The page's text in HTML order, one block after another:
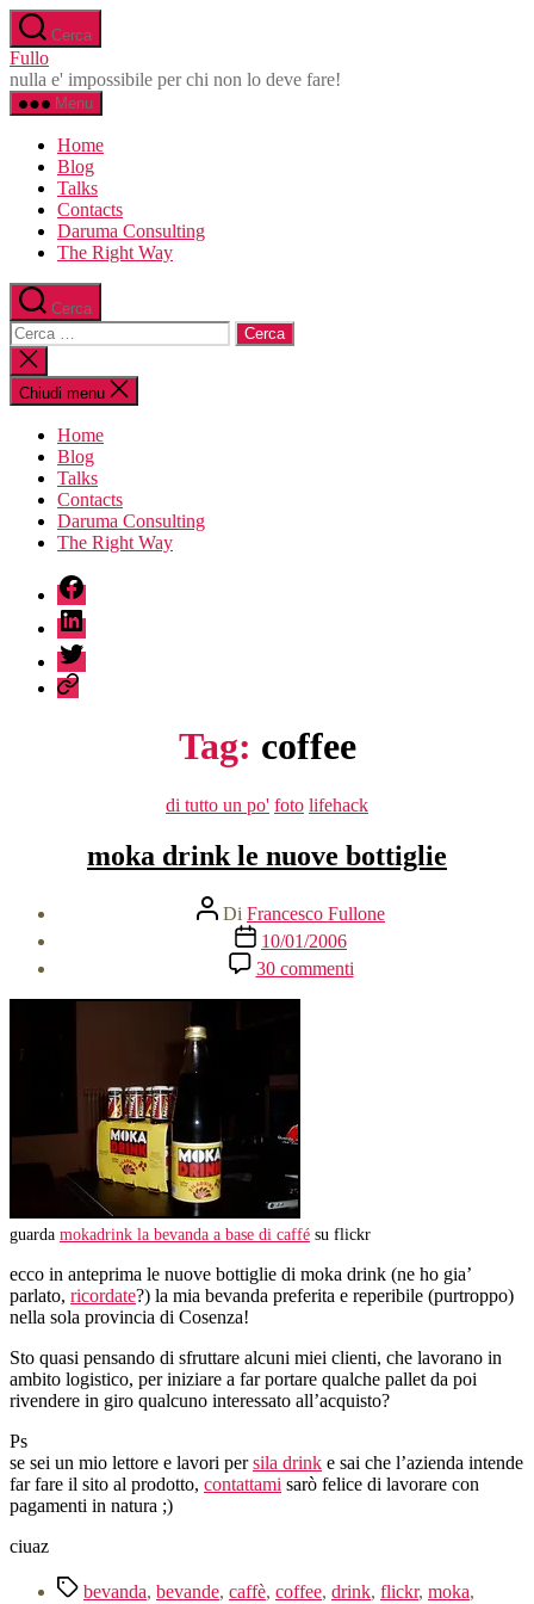
Salta
al
contenuto
Cerca
Fullo
nulla e' impossibile per chi non lo deve fare!
Menu
Home
Blog
Talks
Contacts
Daruma Consulting
The Right Way
Cerca
Cerca:
Chiudi
la
ricerca
Chiudi menu
Home
Blog
Talks
Contacts
Daruma Consulting
The Right Way
fb
linkedin
twitter
sessionize
Tag: coffee
Categorie
di tutto un po' foto lifehack
moka drink le nuove bottiglie
Autore
articolo
Di Francesco Fullone
Data
dell'articolo
10/01/2006
30 commentisu
moka
guarda mokadrink la bevanda a base di caffé su flickr
ecco in anteprima le nuove bottiglie di moka drink (ne ho gia’
parlato, ricordate?) la mia bevanda preferita e reperibile (purtroppo)
nella sola provincia di Cosenza!
Sto quasi pensando di sfruttare alcuni miei clienti, che lavorano in
ambito logistico, per iniziare a far portare qualche pallet da poi
rivendere in giro qualcuno interessato all’acquisto?
Ps
se sei un mio lettore e lavori persila drink e sai che l’azienda intende
far fare il sito al prodotto, contattami sarò felice di lavorare con
pagamenti in natura ;)
ciuaz
Tagbevanda, bevande, caffè, coffee, drink, flickr, moka,